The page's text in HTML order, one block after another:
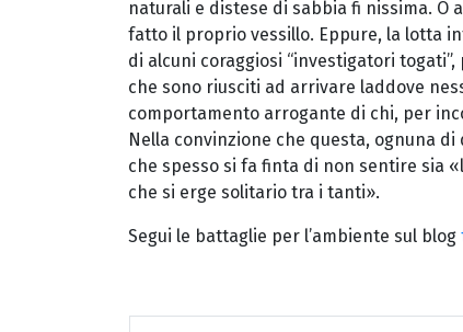
naturali e distese di sabbia fi nissima. O
fatto il proprio vessillo. Eppure, la lotta
di alcuni coraggiosi “investigatori
che sono riusciti ad arrivare laddove
comportamento arrogante di chi, per
Nella convinzione che questa, ognuna
che spesso si fa finta di non sentire sia
che si erge solitario tra i tanti».
Segui le battaglie per l’ambiente sul blog